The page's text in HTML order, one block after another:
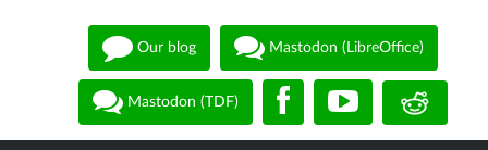
Our blog Mastodon (LibreOffice)
Mastodon (TDF)